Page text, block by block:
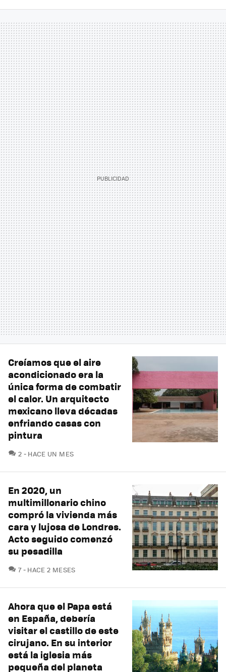
Creíamos que el aire
acondicionado era la
única forma de combatir
el calor. Un arquitecto
mexicano lleva décadas
enfriando casas con
pintura
2 COMENTARIOS
HACE UN MES
En 2020, un
multimillonario chino
compró la vivienda más
cara y lujosa de Londres.
Acto seguido comenzó
su pesadilla
7COMENTARIOS
HACE 2 MESES
Ahora que el Papa está
en España, debería
visitar el castillo de este
cirujano. En su interior
está la iglesia más
pequeña del planeta